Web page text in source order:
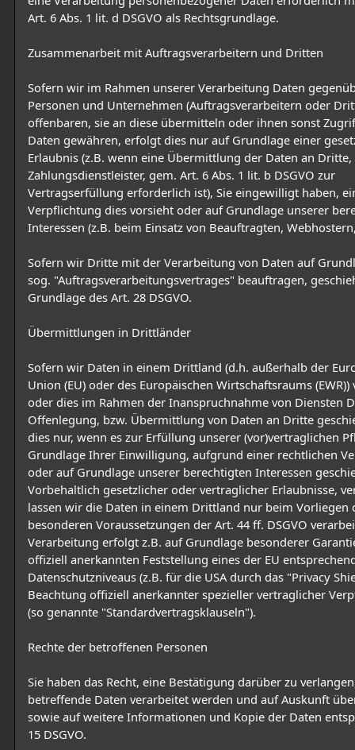
Art. 6 Abs. 1 lit. d DSGVO als Rechtsgrundlage.
Zusammenarbeit mit Auftragsverarbeitern und Dritten
Sofern wir im Rahmen unserer Verarbeitung Daten
Personen und Unternehmen (Auftragsverarbeitern oder
offenbaren, sie an diese übermitteln oder ihnen sonst
Daten gewähren, erfolgt dies nur auf Grundlage einer
Erlaubnis (z.B. wenn eine Übermittlung der Daten an
Zahlungsdienstleister, gem. Art. 6 Abs. 1 lit. b DSGVO zur
Vertragserfüllung erforderlich ist), Sie eingewilligt haben,
Verpflichtung dies vorsieht oder auf Grundlage unserer
Interessen (z.B. beim Einsatz von Beauftragten,
Sofern wir Dritte mit der Verarbeitung von Daten auf
sog. "Auftragsverarbeitungsvertrages" beauftragen,
Grundlage des Art. 28 DSGVO.
Übermittlungen in Drittländer
Sofern wir Daten in einem Drittland (d.h. außerhalb der
Union (EU) oder des Europäischen Wirtschaftsraums
oder dies im Rahmen der Inanspruchnahme von Diensten
Offenlegung, bzw. Übermittlung von Daten an Dritte
dies nur, wenn es zur Erfüllung unserer (vor)vertraglichen
Grundlage Ihrer Einwilligung, aufgrund einer rechtlichen
oder auf Grundlage unserer berechtigten Interessen
Vorbehaltlich gesetzlicher oder vertraglicher Erlaubnisse,
lassen wir die Daten in einem Drittland nur beim Vorliegen
besonderen Voraussetzungen der Art. 44 ff. DSGVO
Verarbeitung erfolgt z.B. auf Grundlage besonderer
offiziell anerkannten Feststellung eines der EU
Datenschutzniveaus (z.B. für die USA durch das "Privacy
Beachtung offiziell anerkannter spezieller vertraglicher
(so genannte "Standardvertragsklauseln").
Rechte der betroffenen Personen
Sie haben das Recht, eine Bestätigung darüber zu
betreffende Daten verarbeitet werden und auf Auskunft
sowie auf weitere Informationen und Kopie der Daten
15 DSGVO.